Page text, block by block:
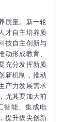
质量。新一轮
才自主培养质
技自主创新与
动形成教育、
充分发挥新质
新机制，推动
产力发展需求
尤其要加大前
智能、集成电
提升拔尖创新